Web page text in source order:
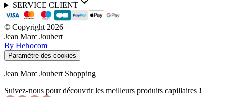
SERVICE CLIENT
© Copyright 2026
Jean Marc Joubert
By Hehocom
Paramètre des cookies
Jean Marc Joubert Shopping
Suivez-nous pour découvrir les meilleurs produits capillaires !